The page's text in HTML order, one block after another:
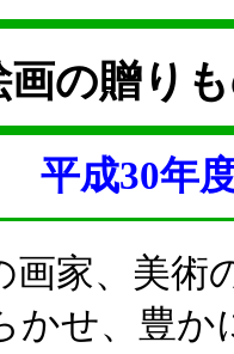
画の贈
平成30年
家、美術
かせ、豊か